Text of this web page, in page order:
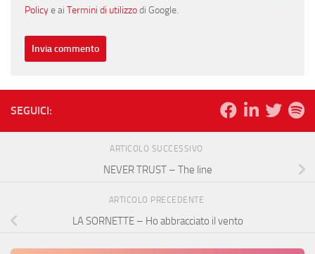
Policye ai Termini di utilizzodi Google.
SEGUICI:
ARTICOLO SUCCESSIVO
NEVER TRUST – The line
ARTICOLO PRECEDENTE
LA SORNETTE – Ho abbracciato il vento